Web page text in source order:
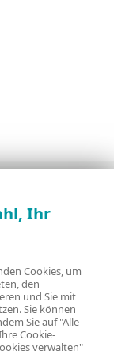
Ihr
Cookies, um
den
und Sie mit
Sie können
Sie auf "Alle
Cookie-
verwalten"